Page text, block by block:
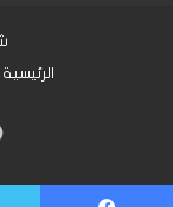
الرئيسية